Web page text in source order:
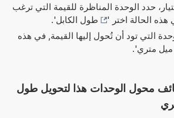
حدد الوحدة المناظرة للقيمة التي ترغب
هذه الحالة اختر '
طول الكابل'.
التي تود أن تُحول إليها القيمة, في هذه
ميل متري'.
محول الوحدات هذا لتحويل طول